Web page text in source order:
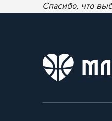
Спасибо, что